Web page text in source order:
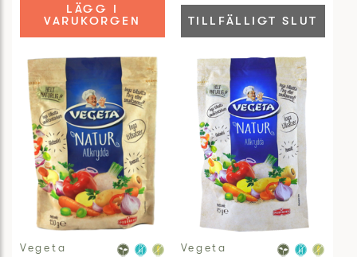
LÄGG I
VARUKORGEN
TILLFÄLLIGT SLUT
Vegeta Vegeta